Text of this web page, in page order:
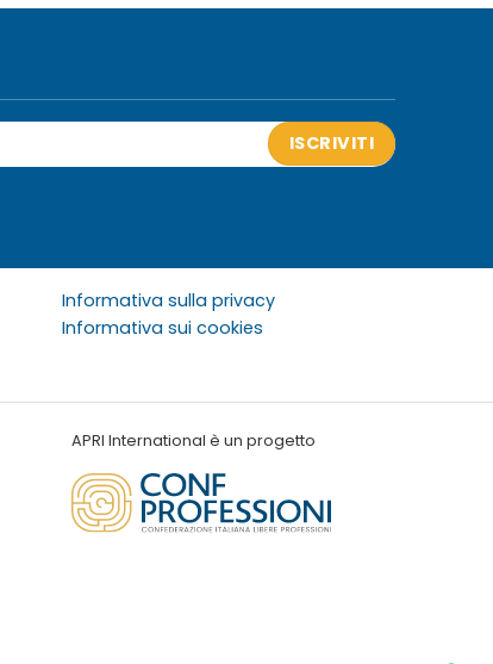
ISCRIVITI
Informativa sulla privacy
Informativa sui cookies
APRI International è un progetto